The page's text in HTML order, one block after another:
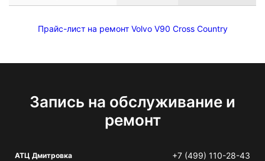
Прайс-лист на ремонт Volvo V90 Cross Country
Запись на обслуживание и
ремонт
АТЦ Дмитровка +7 (499) 110-28-43